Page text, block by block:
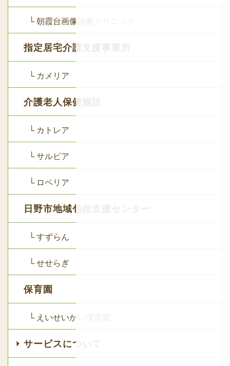
└ 朝霞台画像診断クリニック
指定居宅介護支援事業所
└ カメリア
介護老人保健施設
└ カトレア
└ サルビア
└ ロベリア
日野市地域包括支援センター
└ すずらん
└ せせらぎ
保育園
└ えいせいかい保育園
サービスについて